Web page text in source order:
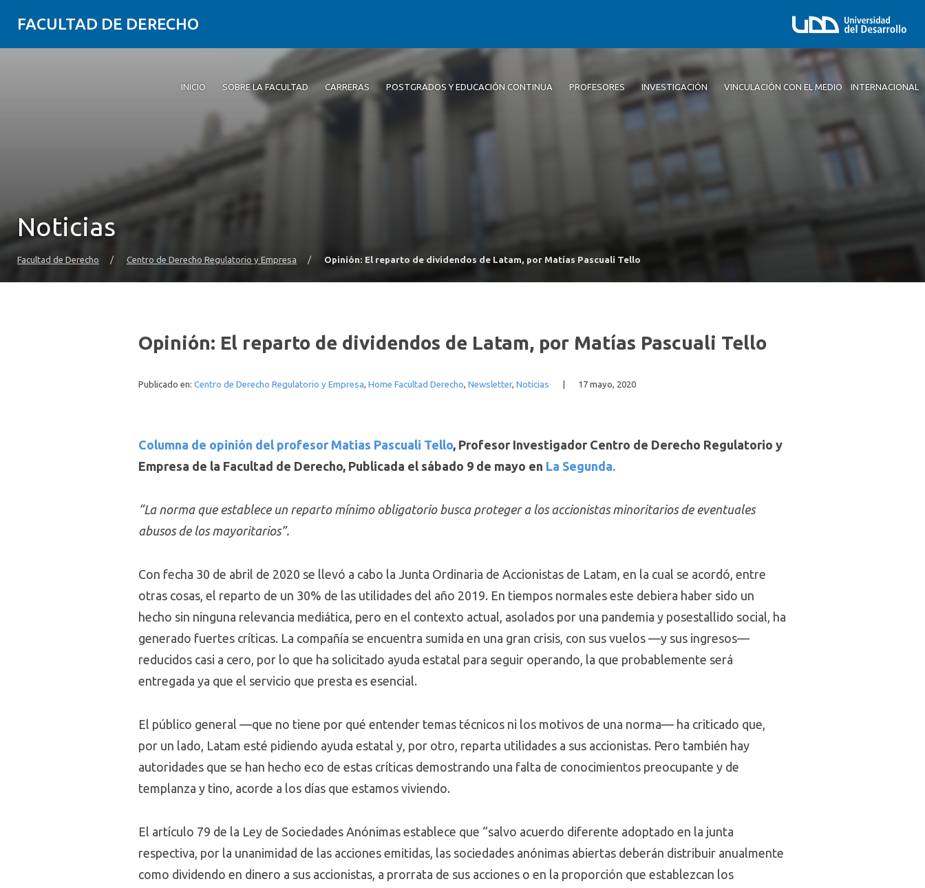
FACULTAD DE DERECHO
INICIO SOBRE LA FACULTAD CARRERAS POSTGRADOS Y EDUCACIÓN CONTINUA PROFESORES INVESTIGACIÓN VINCULACIÓN CON EL MEDIO INTERNACIONAL
Noticias
Facultad de Derecho / Centro de Derecho Regulatorio y Empresa / Opinión: El reparto de dividendos de Latam, por Matías Pascuali Tello
Opinión: El reparto de dividendos de Latam, por Matías Pascuali Tello
Publicado en: Centro de Derecho Regulatorio y Empresa, Home Facultad Derecho, Newsletter, Noticias 17 mayo, 2020
Columna de opinión del profesor Matias Pascuali Tello, Profesor Investigador Centro de Derecho Regulatorio y
Empresa de la Facultad de Derecho, Publicada el sábado 9 de mayo en La Segunda.
“La norma que establece un reparto mínimo obligatorio busca proteger a los accionistas minoritarios de eventuales
abusos de los mayoritarios”.
Con fecha 30 de abril de 2020 se llevó a cabo la Junta Ordinaria de Accionistas de Latam, en la cual se acordó, entre
otras cosas, el reparto de un 30% de las utilidades del año 2019. En tiempos normales este debiera haber sido un
hecho sin ninguna relevancia mediática, pero en el contexto actual, asolados por una pandemia y posestallido social, ha
generado fuertes críticas. La compañía se encuentra sumida en una gran crisis, con sus vuelos —y sus ingresos—
reducidos casi a cero, por lo que ha solicitado ayuda estatal para seguir operando, la que probablemente será
entregada ya que el servicio que presta es esencial.
El público general —que no tiene por qué entender temas técnicos ni los motivos de una norma— ha criticado que,
por un lado, Latam esté pidiendo ayuda estatal y, por otro, reparta utilidades a sus accionistas. Pero también hay
autoridades que se han hecho eco de estas críticas demostrando una falta de conocimientos preocupante y de
templanza y tino, acorde a los días que estamos viviendo.
El artículo 79 de la Ley de Sociedades Anónimas establece que “salvo acuerdo diferente adoptado en la junta
respectiva, por la unanimidad de las acciones emitidas, las sociedades anónimas abiertas deberán distribuir anualmente
como dividendo en dinero a sus accionistas, a prorrata de sus acciones o en la proporción que establezcan los